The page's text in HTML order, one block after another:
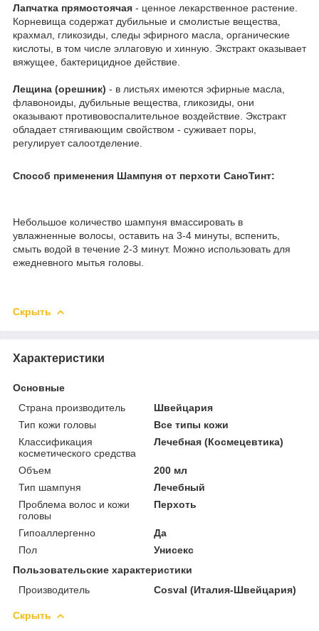
Лапчатка прямостоячая - ценное лекарственное растение.
Корневища содержат дубильные и смолистые вещества,
крахмал, гликозиды, следы эфирного масла, органические
кислоты, в том числе эллаговую и хинную. Экстракт оказывает
вяжущее, бактерицидное действие.
Лещина (орешник) - в листьях имеются эфирные масла,
флавоноиды, дубильные вещества, гликозиды, они
оказывают противовоспалительное воздействие. Экстракт
обладает стягивающим свойством - суживает поры,
регулирует салоотделение.
Способ применения Шампуня от перхоти СаноТинт:
Небольшое количество шампуня вмассировать в
увлажненные волосы, оставить на 3-4 минуты, вспенить,
смыть водой в течение 2-3 минут. Можно использовать для
ежедневного мытья головы.
Скрыть
Характеристики
Основные
Страна производитель
Швейцария
Тип кожи головы
Все типы кожи
Классификация
косметического средства
Лечебная (Космецевтика)
Объем
200 мл
Тип шампуня
Лечебный
Проблема волос и кожи
головы
Перхоть
Гипоаллергенно
Да
Пол
Унисекс
Пользовательские характеристики
Производитель
Cosval (Италия-Швейцария)
Скрыть